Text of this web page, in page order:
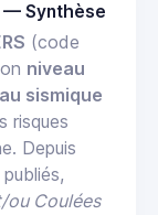
— Synthèse
(code
niveau
sismique
risques
Depuis
ou Coulées